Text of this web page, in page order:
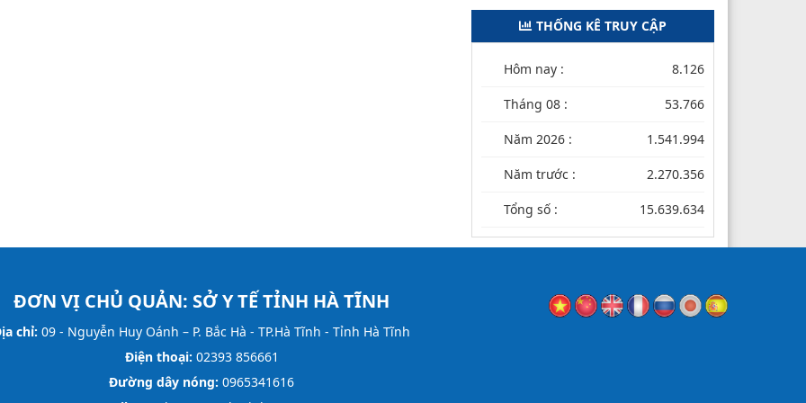
THỐNG KÊ TRUY CẬP
Hôm nay : 8.126
Tháng 08 : 53.766
Năm 2026 : 1.541.994
Năm trước : 2.270.356
Tổng số : 15.639.634
ĐƠN VỊ CHỦ QUẢN: SỞ Y TẾ TỈNH HÀ TĨNH
chỉ: 09 - Nguyễn Huy Oánh – P. Bắc Hà - TP.Hà Tĩnh - Tỉnh Hà Tĩnh
Điện thoại: 02393 856661
Đường dây nóng: 0965341616